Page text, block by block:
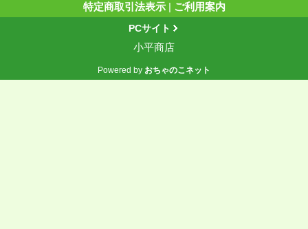
特定商取引法表示 | ご利用案内
PCサイト
小平商店
Powered by おちゃのこネット